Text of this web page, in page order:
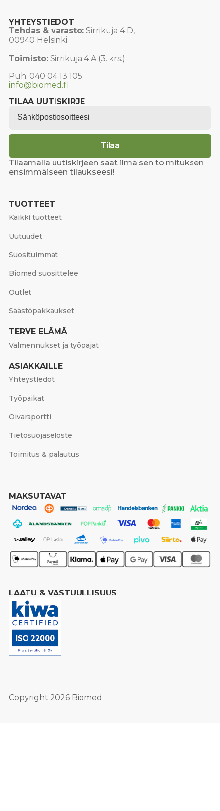
YHTEYSTIEDOT
Tehdas & varasto:Sirrikuja 4 D,
00940 Helsinki
Toimisto:Sirrikuja 4 A (3. krs.)
Puh. 040 04 13 105
info@biomed.fi
TILAA UUTISKIRJE
Tilaa
Tilaamalla uutiskirjeen saat ilmaisen toimituksen
ensimmäiseen tilaukseesi!
TUOTTEET
Kaikki tuotteet
Uutuudet
Suosituimmat
Biomed suosittelee
Outlet
Säästöpakkaukset
TERVE ELÄMÄ
Valmennukset ja työpajat
ASIAKKAILLE
Yhteystiedot
Työpaikat
Oivaraportti
Tietosuojaseloste
Toimitus & palautus
MAKSUTAVAT
LAATU & VASTUULLISUUS
Copyright 2026 Biomed